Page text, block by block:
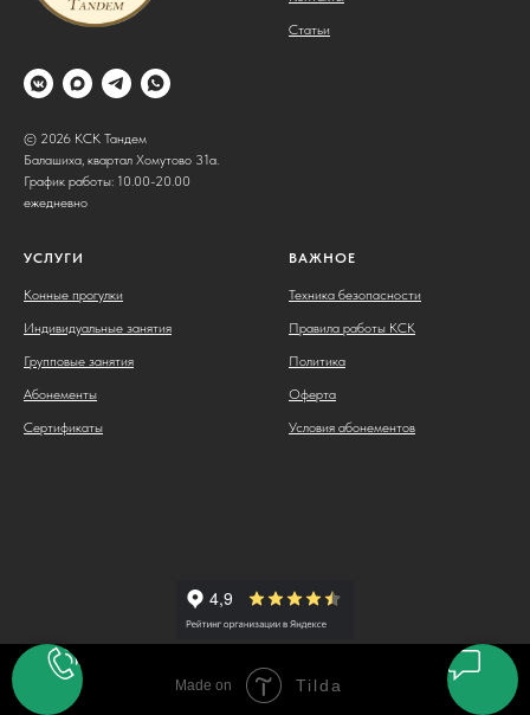
© 2026 КСК Тандем
Балашиха, квартал Хомутово 31а.
График работы: 10.00-20.00
ежедневно
Статьи
УСЛУГИ
Конные прогулки
Индивидуальные занятия
Групповые занятия
Абонементы
Сертификаты
ВАЖНОЕ
Техника безопасности
Правила работы КСК
Политика
Оферта
Условия абонементов
Made on Tilda